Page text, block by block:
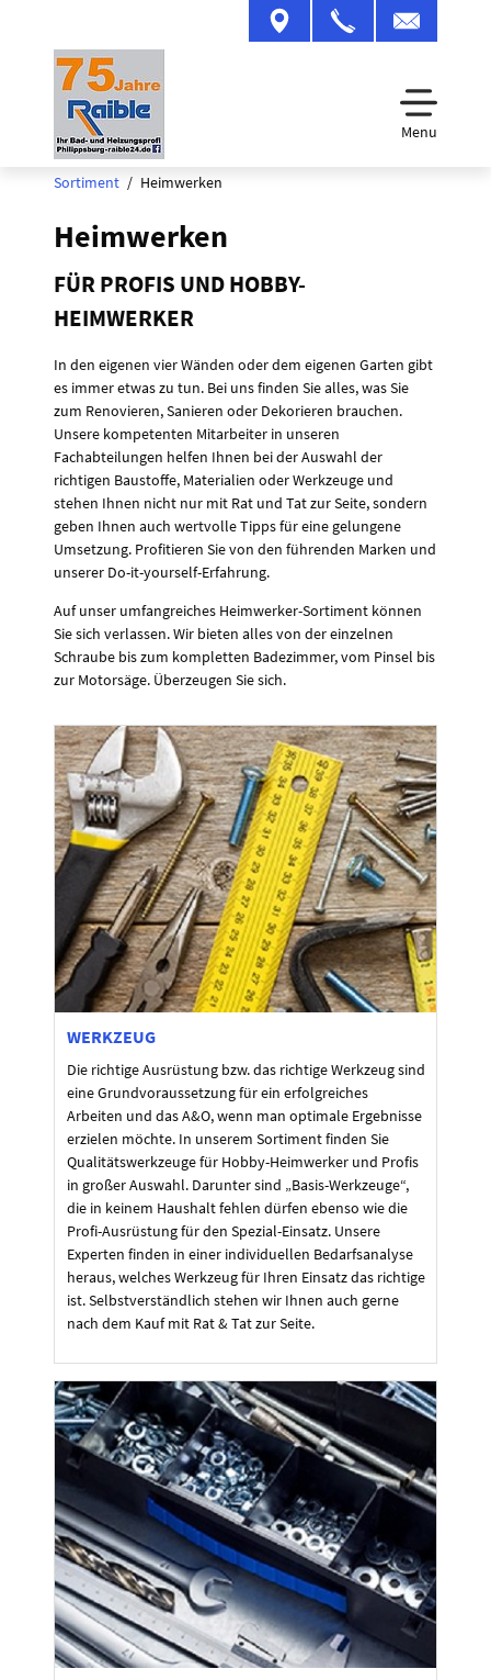
Menu
Sortiment Heimwerken
Heimwerken
FÜR PROFIS UND HOBBY-
HEIMWERKER
In den eigenen vier Wänden oder dem eigenen Garten gibt
es immer etwas zu tun. Bei uns finden Sie alles, was Sie
zum Renovieren, Sanieren oder Dekorieren brauchen.
Unsere kompetenten Mitarbeiter in unseren
Fachabteilungen helfen Ihnen bei der Auswahl der
richtigen Baustoffe, Materialien oder Werkzeuge und
stehen Ihnen nicht nur mit Rat und Tat zur Seite, sondern
geben Ihnen auch wertvolle Tipps für eine gelungene
Umsetzung. Profitieren Sie von den führenden Marken und
unserer Do-it-yourself-Erfahrung.
Auf unser umfangreiches Heimwerker-Sortiment können
Sie sich verlassen. Wir bieten alles von der einzelnen
Schraube bis zum kompletten Badezimmer, vom Pinsel bis
zur Motorsäge. Überzeugen Sie sich.
WERKZEUG
Die richtige Ausrüstung bzw. das richtige Werkzeug sind
eine Grundvoraussetzung für ein erfolgreiches
Arbeiten und das A&O, wenn man optimale Ergebnisse
erzielen möchte. In unserem Sortiment finden Sie
Qualitätswerkzeuge für Hobby-Heimwerker und Profis
in großer Auswahl. Darunter sind „Basis-Werkzeuge“,
die in keinem Haushalt fehlen dürfen ebenso wie die
Profi-Ausrüstung für den Spezial-Einsatz. Unsere
Experten finden in einer individuellen Bedarfsanalyse
heraus, welches Werkzeug für Ihren Einsatz das richtige
ist. Selbstverständlich stehen wir Ihnen auch gerne
nach dem Kauf mit Rat & Tat zur Seite.